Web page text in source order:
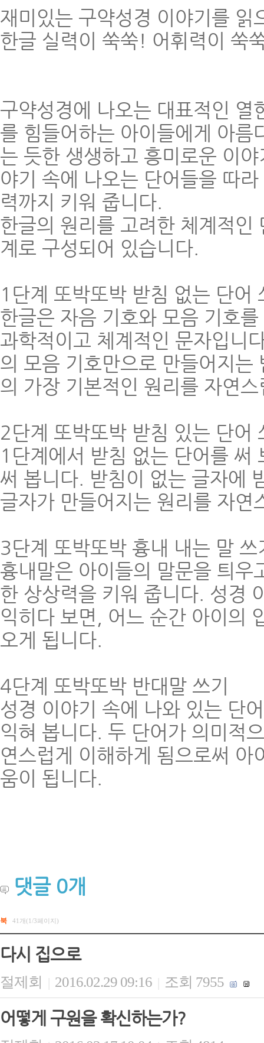
재미있는 구약성경 이야기를 읽
한글 실력이 쑥쑥! 어휘력이 쑥
구약성경에 나오는 대표적인
를 힘들어하는 아이들에게 아
는 듯한 생생하고 흥미로운 이
야기 속에 나오는 단어들을 따
력까지 키워 줍니다.
한글의 원리를 고려한 체계적
계로 구성되어 있습니다.
1단계 또박또박 받침 없는 단어
한글은 자음 기호와 모음 기호
과학적이고 체계적인 문자입니
의 모음 기호만으로 만들어지
의 가장 기본적인 원리를 자연
2단계 또박또박 받침 있는 단어
1단계에서 받침 없는 단어를
써 봅니다. 받침이 없는 글자에
글자가 만들어지는 원리를 자연
3단계 또박또박 흉내 내는 말 쓰
흉내말은 아이들의 말문을 틔
한 상상력을 키워 줍니다. 성경
익히다 보면, 어느 순간 아이의
오게 됩니다.
4단계 또박또박 반대말 쓰기
성경 이야기 속에 나와 있는 단
익혀 봅니다. 두 단어가 의미적
연스럽게 이해하게 됨으로써
움이 됩니다.
댓글 0개
북 41개(1/3페이지)
다시 집으로
절제회 | 2016.02.29 09:16 | 조회 7955
어떻게 구원을 확신하는가?